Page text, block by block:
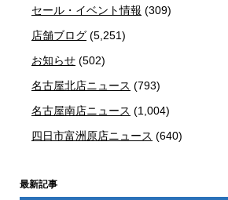
セール・イベント情報 (309)
店舗ブログ (5,251)
お知らせ (502)
名古屋北店ニュース (793)
名古屋南店ニュース (1,004)
四日市富洲原店ニュース (640)
最新記事